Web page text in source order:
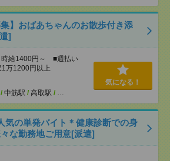
集】おばあちゃんのお散歩付き添
]
時給1400円～ ■週払い
1200円以上
/ 中筋駅 / 高取駅 / …
気になる！
気の単発バイト＊健康診断での身
な勤務地ご用意[派遣]